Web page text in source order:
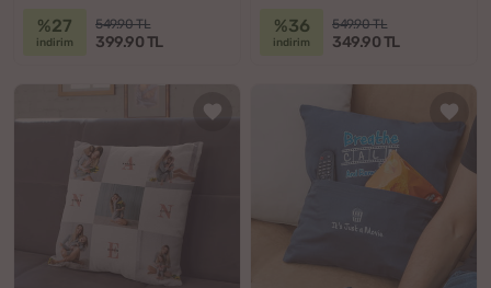
%27
indirim
549.90 TL
399.90 TL
%36
indirim
549.90 TL
349.90 TL